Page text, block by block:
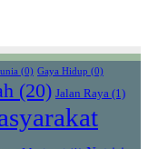
(0) Gaya Hidup (0)
(20) Jalan Raya (1)